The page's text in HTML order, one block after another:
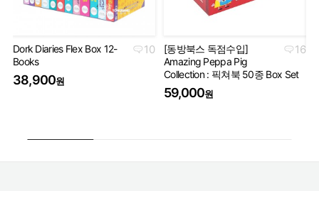
10
Dork Diaries Flex Box 12-
Books
38,900원
16
[동방북스 독점수입]
Amazing Peppa Pig
Collection : 픽쳐북 50종 Box Set
59,000원